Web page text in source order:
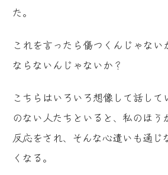
た。
これを言ったら傷つくんじゃない
ならないんじゃないか？
こちらはいろいろ想像して話して
のない人たちといると、私のほう
反応をされ、そんな心遣いも通じ
くなる。